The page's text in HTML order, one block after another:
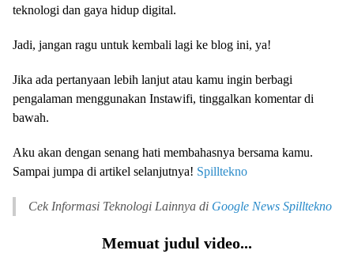
teknologi dan gaya hidup digital.
Jadi, jangan ragu untuk kembali lagi ke blog ini, ya!
Jika ada pertanyaan lebih lanjut atau kamu ingin berbagi
pengalaman menggunakan Instawifi, tinggalkan komentar di
bawah.
Aku akan dengan senang hati membahasnya bersama kamu.
Sampai jumpa di artikel selanjutnya! Spilltekno
Cek Informasi Teknologi Lainnya di Google News Spilltekno
Memuat judul video...